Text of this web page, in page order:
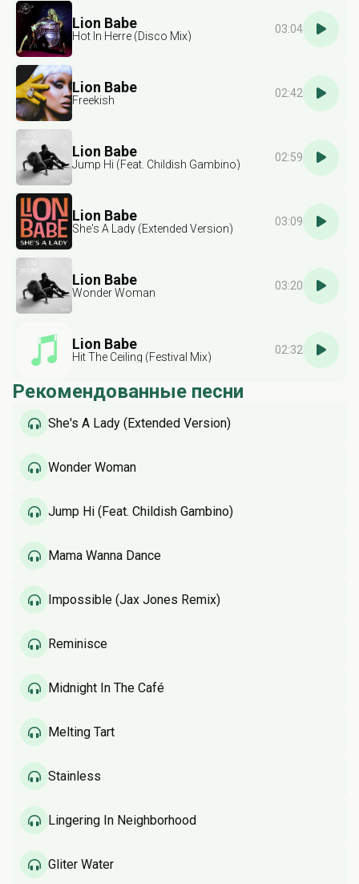
Lion Babe
Hot In Herre (Disco Mix)
03:04
Lion Babe
Freekish
02:42
Lion Babe
Jump Hi (Feat. Childish Gambino)
02:59
Lion Babe
She's A Lady (Extended Version)
03:09
Lion Babe
Wonder Woman
03:20
Lion Babe
Hit The Ceiling (Festival Mix)
02:32
Рекомендованные песни
She's A Lady (Extended Version)
Wonder Woman
Jump Hi (Feat. Childish Gambino)
Mama Wanna Dance
Impossible (Jax Jones Remix)
Reminisce
Midnight In The Café
Melting Tart
Stainless
Lingering In Neighborhood
Gliter Water